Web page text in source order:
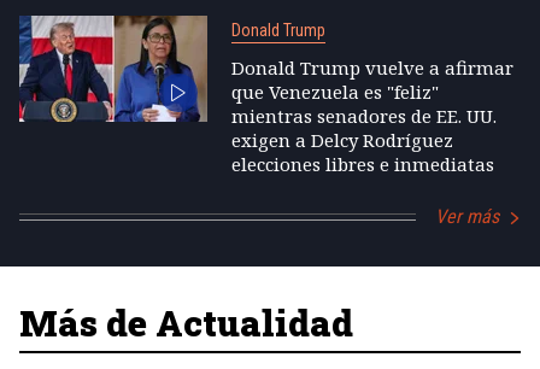
Donald Trump
Donald Trump vuelve a afirmar
que Venezuela es "feliz"
mientras senadores de EE. UU.
exigen a Delcy Rodríguez
elecciones libres e inmediatas
Ver más
Más de Actualidad